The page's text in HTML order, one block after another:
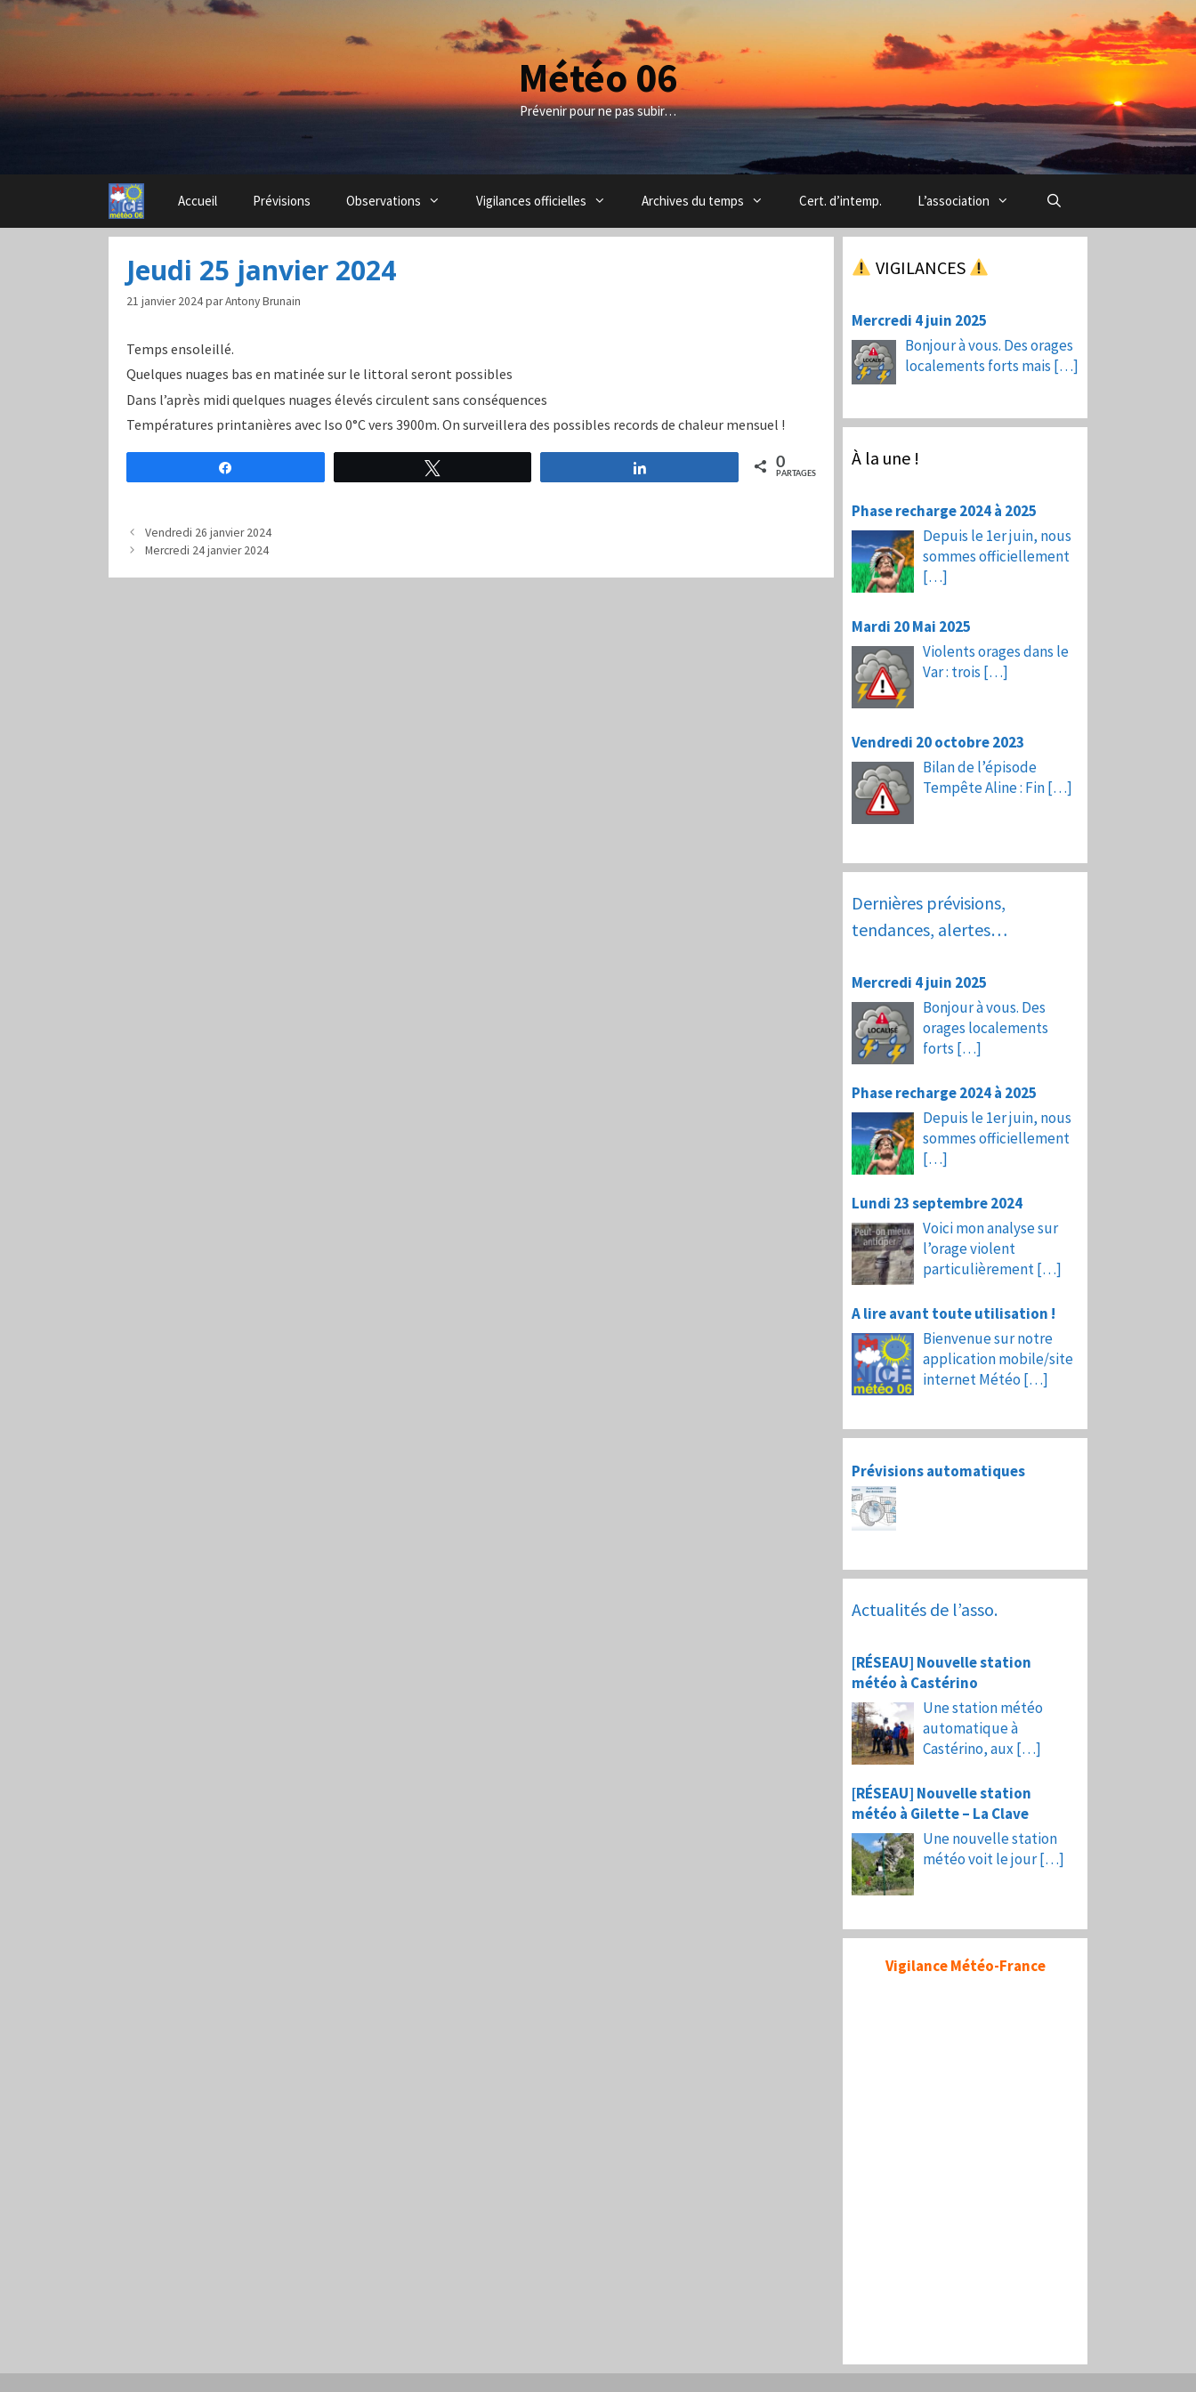
Aller
Météo 06
Prévenir pour ne pas subir…
Accueil Prévisions Observations Vigilances officielles Archives du temps Cert. d’intemp. L’association
Jeudi 25 janvier 2024
21 janvier 2024parAntony Brunain
Temps ensoleillé.
Quelques nuages bas en matinée sur le littoral seront possibles
Dans l’après midi quelques nuages élevés circulent sans conséquences
Températures printanières avec Iso 0°C vers 3900m. On surveillera des possibles records de chaleur mensuel !
0
PARTAGES
Vendredi 26 janvier 2024
Mercredi 24 janvier 2024
VIGILANCES
Mercredi 4 juin 2025
Bonjour à vous. Des orages
localements forts mais […]
À la une !
Phase recharge 2024 à 2025
Depuis le 1er juin, nous
sommes officiellement
[…]
Mardi 20 Mai 2025
Violents orages dans le
Var : trois […]
Vendredi 20 octobre 2023
Bilan de l’épisode
Tempête Aline : Fin[…]
Dernières prévisions,
tendances, alertes…
Mercredi 4 juin 2025
Bonjour à vous. Des
orages localements
forts […]
Phase recharge 2024 à 2025
Depuis le 1er juin, nous
sommes officiellement
[…]
Lundi 23 septembre 2024
Voici mon analyse sur
l’orage violent
particulièrement[…]
A lire avant toute utilisation !
Bienvenue sur notre
application mobile/site
internet Météo […]
Prévisions automatiques
Actualités de l’asso.
[RÉSEAU] Nouvelle station
météo à Castérino
Une station météo
automatique à
Castérino, aux […]
[RÉSEAU] Nouvelle station
météo à Gilette – La Clave
Une nouvelle station
météo voit le jour[…]
Vigilance Météo-France